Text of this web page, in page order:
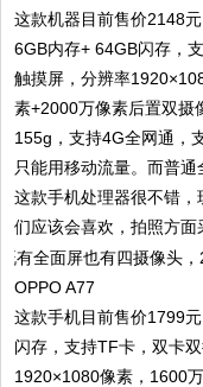
这款机器目前售价2148
6GB内存+ 64GB闪存，
触摸屏，分辨率
素+2000万像素后置双摄
155g，支持4G全网通，
只能用移动流量。而普通
这款手机处理器很不错
们应该会喜欢，拍照方面
OPPO A77
这款手机目前售价1799
闪存，支持TF卡，双卡
1920×1080像素，1600